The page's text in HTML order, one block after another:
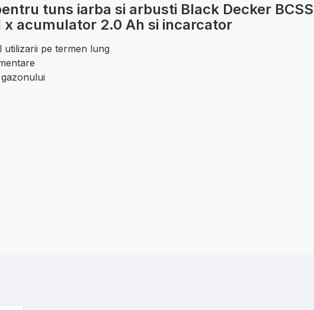
tuns iarba si arbusti Black Decker
acumulator 2.0 Ah si incarcator
pe termen lung